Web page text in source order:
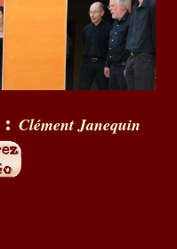
: Clément Janequin